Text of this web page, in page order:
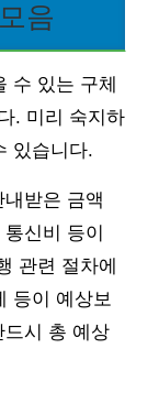
음
수 있는 구체
. 미리 숙지하
있습니다.
받은 금액
신비 등이
관련 절차에
등이 예상보
시 총 예상